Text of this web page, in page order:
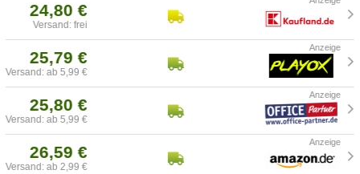
24,80 €
Versand: frei
25,79 €
Versand: ab 5,99 €
25,80 €
Versand: ab 5,99 €
26,59 €
Versand: ab 2,99 €